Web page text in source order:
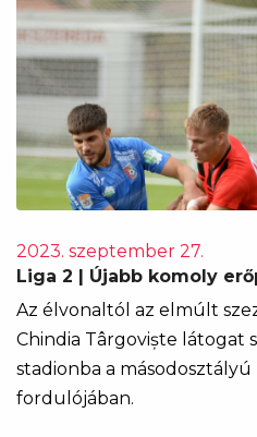
2023. szeptember 27.
Liga 2 | Újabb komoly
Az élvonaltól az elmúlt
Chindia Târgoviște látogat
stadionba a
fordulójában.